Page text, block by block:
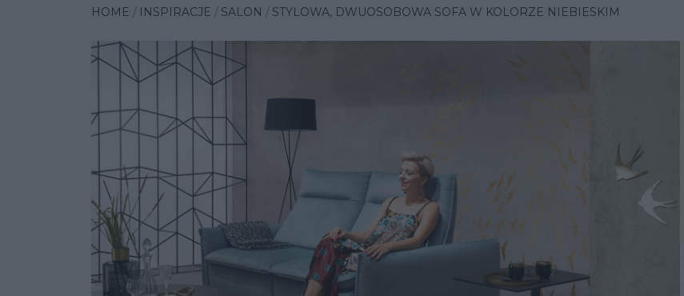
HOME INSPIRACJE SALON STYLOWA, DWUOSOBOWA SOFA W KOLORZE NIEBIESKIM